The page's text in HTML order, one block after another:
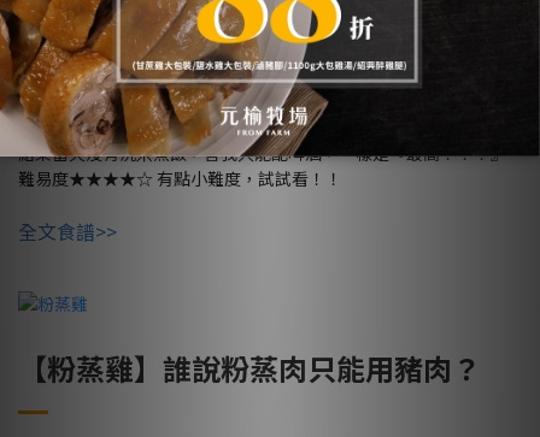
味噌不只是煮味噌湯吧，只要火候掌控得當，做拌炒類應該沒什麼
問題？
試試看味噌燒雞這道日本國民美食，直接配五碗飯
結果當天沒有洗米煮飯，害我只能配啤酒，一樣是『最高！！！』
難易度★★★★☆ 有點小難度，試試看！！
全文食譜>>
【粉蒸雞】誰說粉蒸肉只能用豬肉？